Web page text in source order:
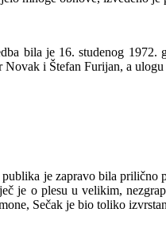
bila je 16. studenog
Novak i Štefan Furijan, a
je zapravo bila prilično
je o plesu u velikim,
Sečak je bio toliko